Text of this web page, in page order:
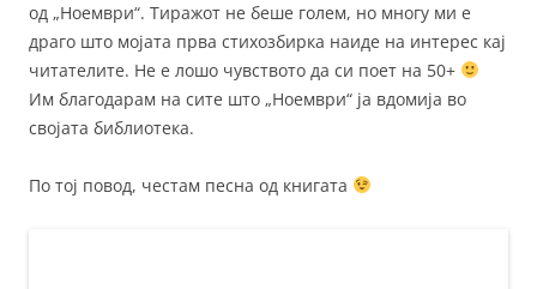
од „Ноември“. Тиражот не беше голем, но многу ми е
драго што мојата прва стихозбирка наиде на интерес кај
читателите. Не е лошо чувството да си поет на 50+
Им благодарам на сите што „Ноември“ ја вдомија во
својата библиотека.
По тој повод, честам песна од книгата